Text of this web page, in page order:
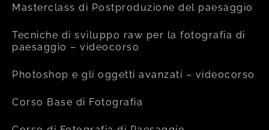
Masterclass di Postproduzione del paesaggio
Tecniche di sviluppo raw per la fotografia di
paesaggio – videocorso
Photoshop e gli oggetti avanzati – videocorso
Corso Base di Fotografia